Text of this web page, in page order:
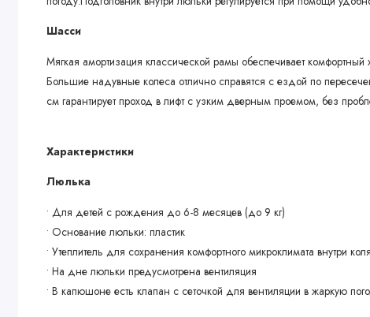
Шасси
Мягкая амортизация классической рамы обеспечивает
Большие надувные колеса отлично справятся с ездой по
см гарантирует проход в лифт с узким дверным проемом, без
Характеристики
Люлька
• Для детей с рождения до 6-8 месяцев (до 9 кг)
• Основание люльки: пластик
• Утеплитель для сохранения комфортного микроклимата внутри
• На дне люльки предусмотрена вентиляция
• В капюшоне есть клапан с сеточкой для вентиляции в жаркую